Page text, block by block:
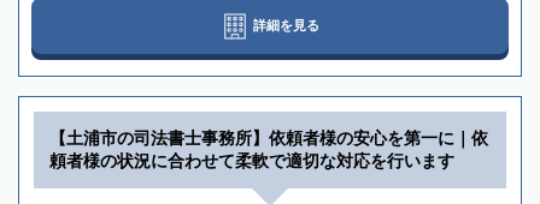
詳細を見る
【土浦市の司法書士事務所】依頼者様の安心を第一に｜依
頼者様の状況に合わせて柔軟で適切な対応を行います